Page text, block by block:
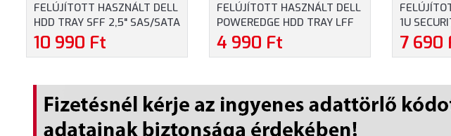
FELÚJÍTOTT HASZNÁLT DELL
HDD TRAY SFF 2,5" SAS/SATA
HOT-SWAP 11G 12G 13G
(G176J-REF)
10 990 Ft
FELÚJÍTOTT HASZNÁLT DELL
POWEREDGE HDD TRAY LFF
3.5" SAS/SATA CADDY HOT-
SWAP 11G 12G 13G (F238F-
4 990 Ft
1U
PE R320
R630
7 690